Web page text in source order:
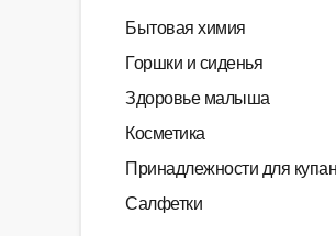
Бытовая химия
Горшки и сиденья
Здоровье малыша
Косметика
Принадлежности для
Салфетки